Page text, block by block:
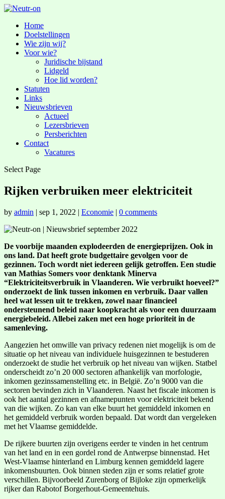
Home
Doelstellingen
Wie zijn wij?
Voor wie?
Juridische bijstand
Lidgeld
Hoe lid worden?
Statuten
Links
Nieuwsbrieven
Actueel
Lezersbrieven
Persberichten
Contact
Vacatures
Select Page
Rijken verbruiken meer elektriciteit
by admin | sep 1, 2022 | Economie | 0 comments
De voorbije maanden explodeerden de energieprijzen. Ook in
ons land. Dat heeft grote budgettaire gevolgen voor de
gezinnen. Toch wordt niet iedereen gelijk getroffen. Een studie
van Mathias Somers voor denktank Minerva
“Elektriciteitsverbruik in Vlaanderen. Wie verbruikt hoeveel?”
onderzoekt de link tussen inkomen en verbruik. Daar vallen
heel wat lessen uit te trekken, zowel naar financieel
ondersteunend beleid naar koopkracht als voor een duurzaam
energiebeleid. Allebei zaken met een hoge prioriteit in de
samenleving.
Aangezien het omwille van privacy redenen niet mogelijk is om de
situatie op het niveau van individuele huisgezinnen te bestuderen
onderzoekt de studie het verbruik op het niveau van wijken. Statbel
onderscheidt zo’n 20 000 sectoren afhankelijk van morfologie,
inkomen gezinssamenstelling etc. in België. Zo’n 9000 van die
sectoren bevinden zich in Vlaanderen. Naast het fiscale inkomen is
ook het aantal gezinnen en afnamepunten voor elektriciteit bekend
van die wijken. Zo kan van elke buurt het gemiddeld inkomen en
het gemiddeld verbruik worden bepaald. Dat wordt dan vergeleken
met het Vlaamse gemiddelde.
De rijkere buurten zijn overigens eerder te vinden in het centrum
van het land en in een gordel rond de Antwerpse binnenstad. Het
West-Vlaamse hinterland en Limburg kennen gemiddeld lagere
inkomensbuurten. Ook binnen steden zijn er soms relatief grote
verschillen. Bijvoorbeeld Zurenborg of Bijloke zijn opmerkelijk
rijker dan Rabotof Borgerhout-Gemeentehuis.